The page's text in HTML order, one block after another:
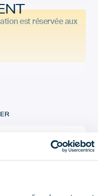
est réservée aux
: quel sont les
(données